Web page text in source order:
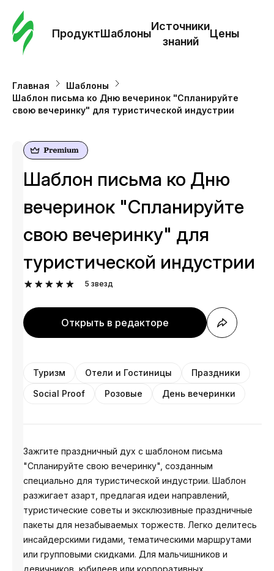
ПродуктШаблоны
Источники
знаний
Цены
Главная
Шаблоны
Шаблон письма ко Дню вечеринок "Спланируйте
свою вечеринку" для туристической индустрии
Шаблон письма ко Дню
вечеринок "Спланируйте
свою вечеринку" для
туристической индустрии
5 звезд
Открыть в редакторе
Туризм Отели и Гостиницы
Праздники
Social Proof
Розовые День вечеринки
Зажгите праздничный дух с шаблоном письма
"Спланируйте свою вечеринку", созданным
специально для туристической индустрии. Шаблон
разжигает азарт, предлагая идеи направлений,
туристические советы и эксклюзивные праздничные
пакеты для незабываемых торжеств. Легко делитесь
инсайдерскими гидами, тематическими маршрутами
или групповыми скидками. Для мальчишников и
девичников, юбилеев или корпоративных